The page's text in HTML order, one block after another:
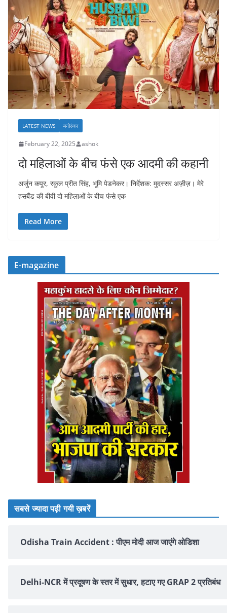
LATEST NEWS मनोरंजन
February 22, 2025 ashok
दो महिलाओं के बीच फंसे एक आदमी की कहानी
अर्जुन कपूर, रकुल प्रीत सिंह, भूमि पेडनेकर। निर्देशक: मुदस्सर अज़ीज़। मेरे
हसबैंड की बीवी दो महिलाओं के बीच फंसे एक
Read More
E-magazine
सबसे ज्यादा पढ़ी गयी ख़बरें
Odisha Train Accident : पीएम मोदी आज जाएंगे ओडिशा
Delhi-NCR में प्रदूषण के स्तर में सुधार, हटाए गए GRAP 2 प्रतिबंध